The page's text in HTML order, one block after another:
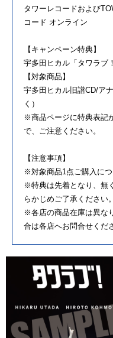
タワーレコードおよび
コード オンライン
【キャンペーン特典】
宇多田ヒカル「タワラブ
【対象商品】
宇多田ヒカル旧譜CD/ア
く）
※商品ページに特典表記
で、ご注意ください。
【注意事項】
※対象商品1点ご購入につ
※特典は先着となり、無
らかじめご了承ください。
※各店の商品在庫は異な
合は各店へお問合せくだ